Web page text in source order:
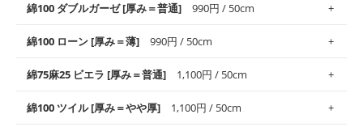
使いやすさNo.1！しなやかさと適度な張りを併せ持ち、通気性の
高さがオックス生地の特徴です。当サイトのオックス生地は、
般にお使いいただけます。
※レッスンバッグ、上履き袋などの通園通学グッズにはツイル生
綿100 ダブルガーゼ [厚み＝普通] 990円 / 50cm
柔らかくふんわりとした肌触りが特徴です。ベビー用品やハンカ
チなど直接肌に触れるアイテムに最適です。高い吸湿性・通気性
す。
綿100 ローン [厚み＝薄] 990円 / 50cm
上質で薄手の平織りの生地です。軽やかさとなめらかな手触りの
良さが魅力。透け感があるので、涼しげなトップスなどに最適で
綿75麻25 ビエラ [厚み＝普通] 1,100円 / 50cm
綿100 ツイル [厚み＝やや厚] 1,100円 / 50cm